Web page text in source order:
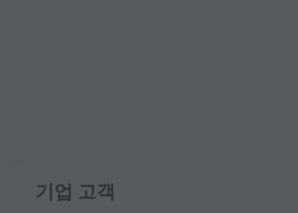
기업 고객